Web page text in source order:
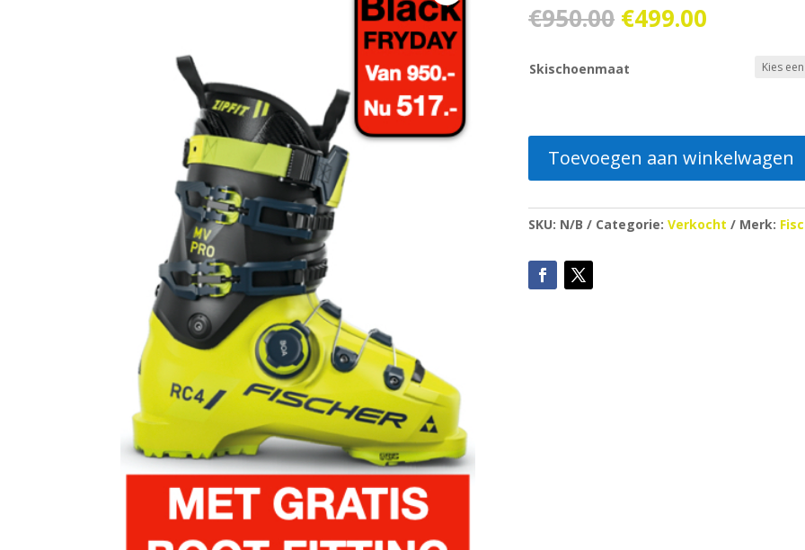
€950.00
prijs
was:
€950.00.
€499.00
€499.00.
Skischoenmaat
Toevoegen aan winkelwagen
SKU: N/B Categorie:Verkocht Merk: